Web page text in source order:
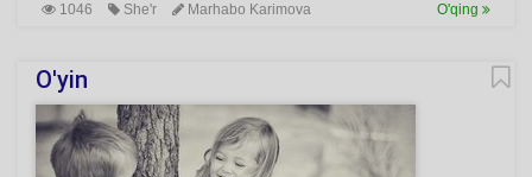
1046 She'r Marhabo Karimova O'qing
O'yin